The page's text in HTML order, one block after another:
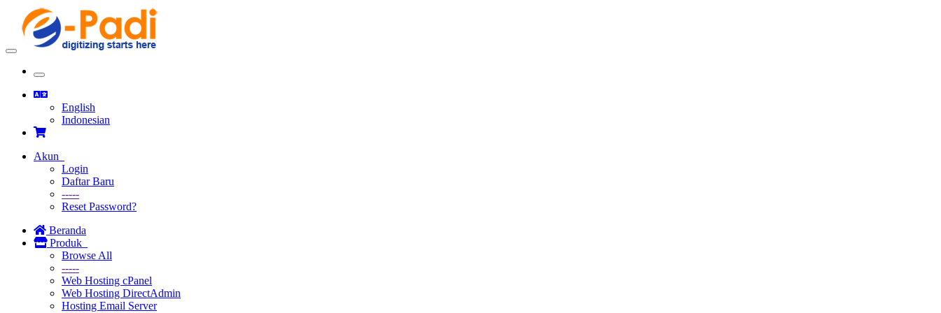
Toggle
Toggle
navigation
English
Indonesian
Akun
Login
Daftar Baru
-----
Reset Password?
Beranda
Produk
Browse All
-----
Web Hosting cPanel
Web Hosting DirectAdmin
Hosting Email Server